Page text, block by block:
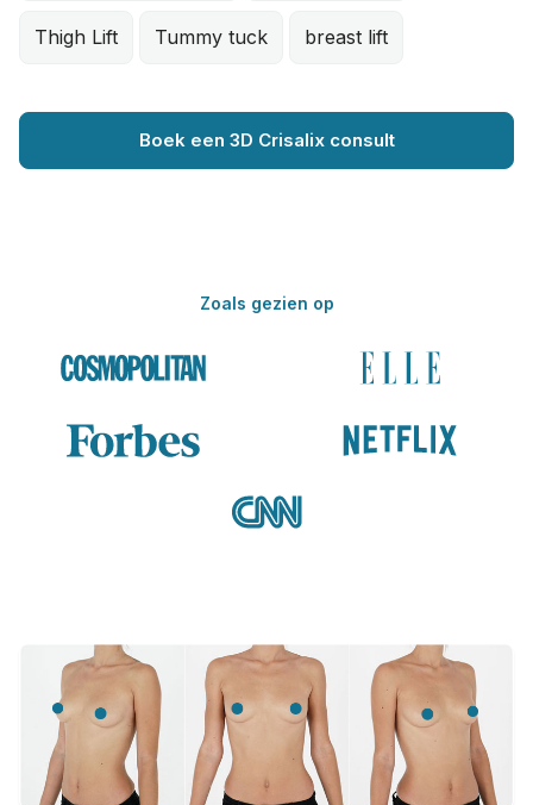
Thigh Lift Tummy tuck breast lift
Boek een 3D Crisalix consult
Zoals gezien op